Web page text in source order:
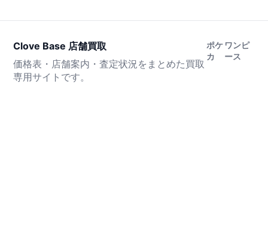
Clove Base 店舗買取
価格表・店舗案内・査定状況をまとめた買取
専用サイトです。
ポケ
カ
ワンピ
ース